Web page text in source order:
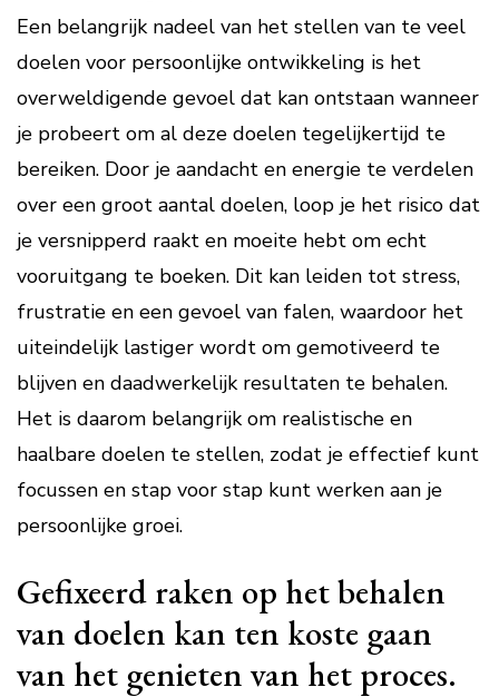
Een belangrijk nadeel van het stellen van te veel
doelen voor persoonlijke ontwikkeling is het
overweldigende gevoel dat kan ontstaan wanneer
je probeert om al deze doelen tegelijkertijd te
bereiken. Door je aandacht en energie te verdelen
over een groot aantal doelen, loop je het risico dat
je versnipperd raakt en moeite hebt om echt
vooruitgang te boeken. Dit kan leiden tot stress,
frustratie en een gevoel van falen, waardoor het
uiteindelijk lastiger wordt om gemotiveerd te
blijven en daadwerkelijk resultaten te behalen.
Het is daarom belangrijk om realistische en
haalbare doelen te stellen, zodat je effectief kunt
focussen en stap voor stap kunt werken aan je
persoonlijke groei.
Gefixeerd raken op het behalen
van doelen kan ten koste gaan
van het genieten van het proces.